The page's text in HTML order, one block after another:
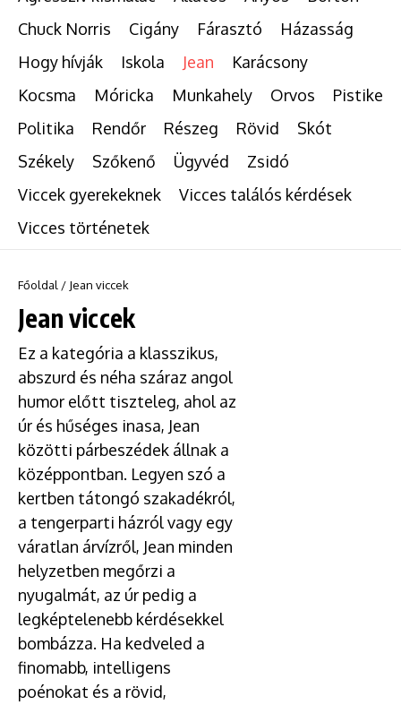
Chuck Norris
Cigány Fárasztó
Házasság
Hogy hívják
Iskola Jean
Karácsony
Kocsma
Móricka Munkahely Orvos
Pistike
Politika
Rendőr Részeg Rövid
Skót
Székely
Szőkenő Ügyvéd
Zsidó
Viccek gyerekeknek
Vicces találós kérdések
Vicces történetek
Főoldal / Jean viccek
Jean viccek
Ez a kategória a klasszikus,
abszurd és néha száraz angol
humor előtt tiszteleg, ahol az
úr és hűséges inasa, Jean
közötti párbeszédek állnak a
középpontban. Legyen szó a
kertben tátongó szakadékról,
a tengerparti házról vagy egy
váratlan árvízről, Jean minden
helyzetben megőrzi a
nyugalmát, az úr pedig a
legképtelenebb kérdésekkel
bombázza. Ha kedveled a
finomabb, intelligens
poénokat és a rövid,